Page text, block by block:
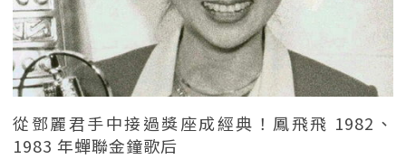
從鄧麗君手中接過獎座成經典！鳳飛飛 1982、
1983 年蟬聯金鐘歌后